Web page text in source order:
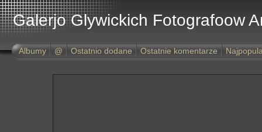
Galerjo Glywickich Fotografoow
Albumy @ Ostatnio dodane Ostatnie komentarze